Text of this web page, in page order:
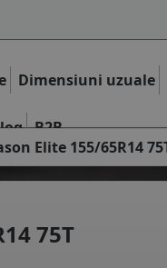
Dimensiuni uzuale
B2B
Elite 155/65R14
75T